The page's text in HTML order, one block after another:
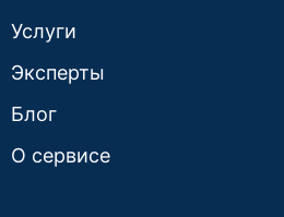
Услуги
Эксперты
Блог
О сервисе